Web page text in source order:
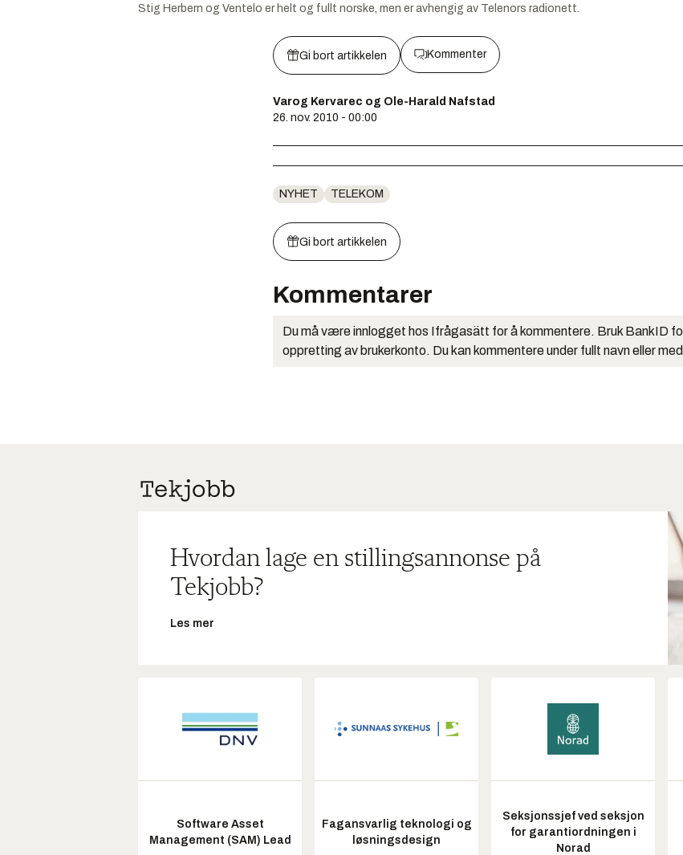
Stig Herbern og Ventelo er helt og fullt norske, men er avhengig av Telenors radionett.
Gi bort artikkelen Kommenter
Varog Kervarec og Ole-Harald Nafstad
26. nov. 2010 - 00:00
NYHET TELEKOM
Gi bort artikkelen
Kommentarer
Du må være innlogget hos Ifrågasätt for å kommentere. Bruk BankID
oppretting av brukerkonto. Du kan kommentere under fullt navn eller
Hvordan lage en stillingsannonse på
Tekjobb?
Les mer
Software Asset
Management (SAM) Lead
Fagansvarlig teknologi og
løsningsdesign
Seksjonssjef ved seksjon
for garantiordningen i
Norad